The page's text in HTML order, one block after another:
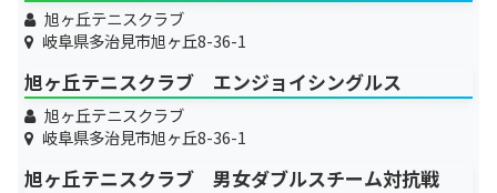
旭ヶ丘テニスクラブ
岐阜県多治見市旭ヶ丘8-36-1
旭ヶ丘テニスクラブ エンジョイシングルス
旭ヶ丘テニスクラブ
岐阜県多治見市旭ヶ丘8-36-1
旭ヶ丘テニスクラブ 男女ダブルスチーム対抗戦